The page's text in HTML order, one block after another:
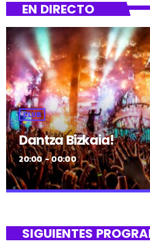
EN DIRECTO
CLUB
Dantza Bizkaia!
20:00 - 00:00
Asteburuak zureak eta gureak
SIGUIENTES